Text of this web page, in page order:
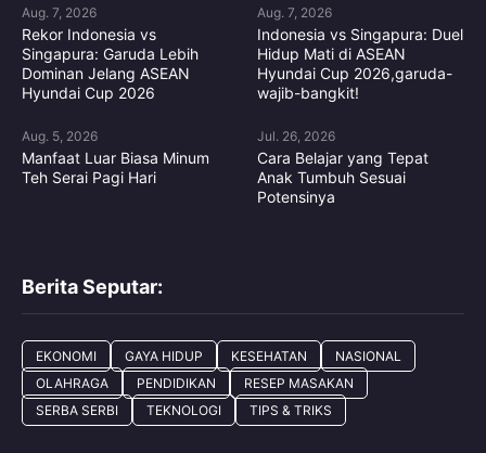
Aug. 7, 2026
Rekor Indonesia vs
Singapura: Garuda Lebih
Dominan Jelang ASEAN
Hyundai Cup 2026
Aug. 7, 2026
Indonesia vs Singapura: Duel
Hidup Mati di ASEAN
Hyundai Cup 2026,garuda-
wajib-bangkit!
Aug. 5, 2026
Manfaat Luar Biasa Minum
Teh Serai Pagi Hari
Jul. 26, 2026
Cara Belajar yang Tepat
Anak Tumbuh Sesuai
Potensinya
Berita Seputar:
EKONOMI GAYA HIDUP KESEHATAN
NASIONAL
OLAHRAGA
PENDIDIKAN
RESEP MASAKAN
SERBA SERBI
TEKNOLOGI TIPS & TRIKS